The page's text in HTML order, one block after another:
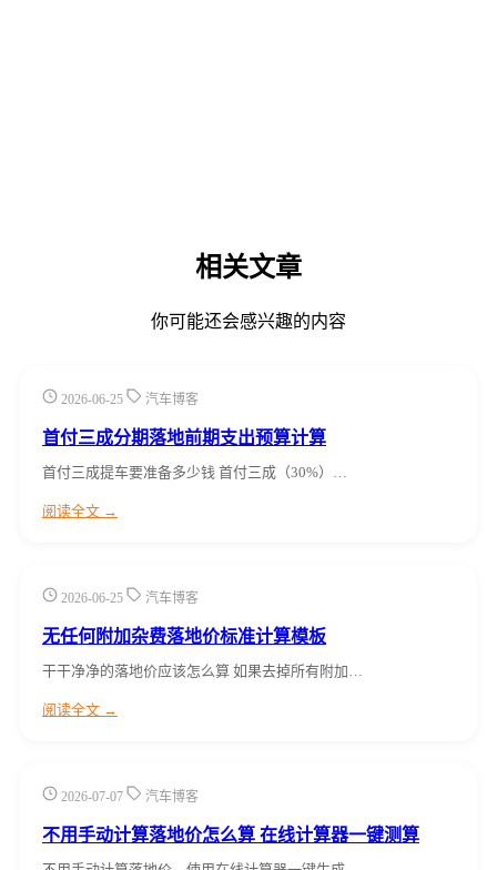
相关文章
你可能还会感兴趣的内容
2026-06-25 汽车博客
首付三成分期落地前期支出预算计算
首付三成提车要准备多少钱 首付三成（30%）…
阅读全文 →
2026-06-25 汽车博客
无任何附加杂费落地价标准计算模板
干干净净的落地价应该怎么算 如果去掉所有附加…
阅读全文 →
2026-07-07 汽车博客
不用手动计算落地价怎么算 在线计算器一键测算